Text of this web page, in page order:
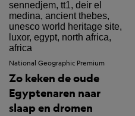
National Geographic Premium
Zo keken de oude
Egyptenaren naar
slaap en dromen